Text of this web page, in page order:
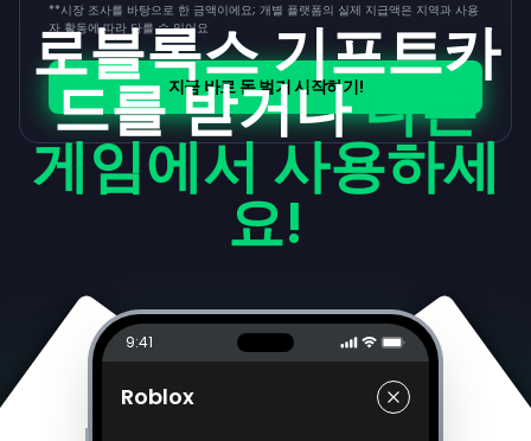
**시장 조사를 바탕으로 한 금액이에요; 개별 플랫폼의 실제 지급액은 지역과 사용
자 활동에 따라 다를 수 있어요
지금 바로 돈 벌기 시작하기!
로블록스 기프트카
드를 받거나다른
게임에서 사용하세
요!
9:41
Roblox